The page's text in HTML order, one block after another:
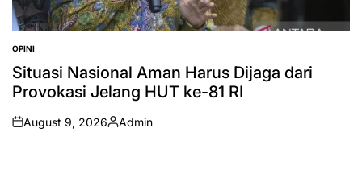
POSTED
IN
OPINI
Situasi Nasional Aman Harus Dijaga dari
Provokasi Jelang HUT ke-81 RI
on
August 9, 2026
Posted
Admin